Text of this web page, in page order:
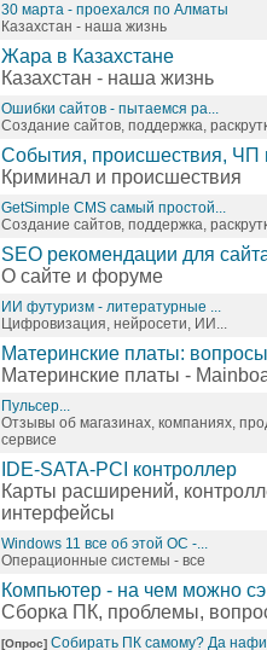
30 марта - проехался по Алматы
Казахстан - наша жизнь
Жара в Казахстане
Казахстан - наша жизнь
Ошибки сайтов - пытаемся ра...
Создание сайтов, поддержка,
События, происшествия, ЧП
Криминал и происшествия
GetSimple CMS самый простой...
Создание сайтов, поддержка,
SEO рекомендации для
О сайте и форуме
ИИ футуризм - литературные ...
Цифровизация, нейросети, ИИ...
Материнские платы:
Материнские платы -
Пульсер...
Отзывы об магазинах, компаниях,
сервисе
IDE-SATA-PCI контроллер
Карты расширений,
интерфейсы
Windows 11 все об этой ОС -...
Операционные системы - все
Компьютер - на чем можно
Сборка ПК, проблемы,
[Опрос] Собирать ПК самому? Да